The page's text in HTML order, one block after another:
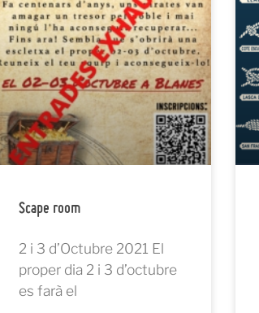
Scape room
2 i 3 d’Octubre 2021 El
proper dia 2 i 3 d’octubre
es farà el